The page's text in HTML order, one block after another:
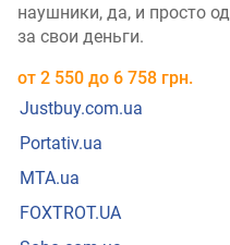
наушники, да, и просто
за свои деньги.
от 2 550 до 6 758 грн.
Justbuy.com.ua
Portativ.ua
MTA.ua
FOXTROT.UA